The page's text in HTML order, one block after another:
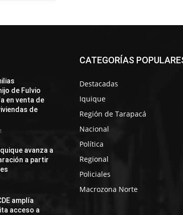
de Fulvio
en venta de
de
avanza a
a partir
amplía
acceso a
CATEGORÍAS
Destacadas
Iquique
Región de Tarapacá
Nacional
Política
Regional
Policiales
Macrozona Norte